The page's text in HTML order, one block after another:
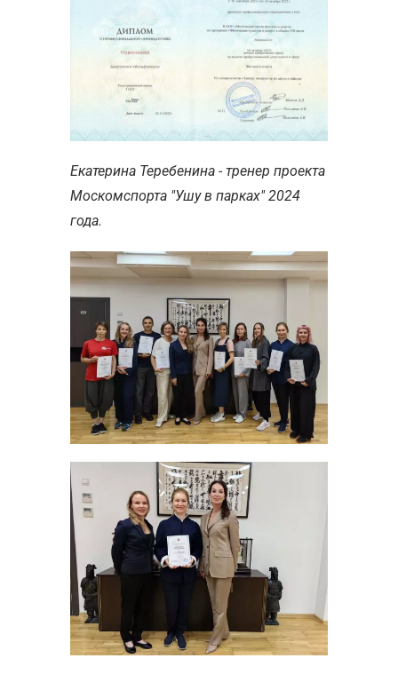
Екатерина Теребенина - тренер проекта
Москомспорта "Ушу в парках" 2024
года.